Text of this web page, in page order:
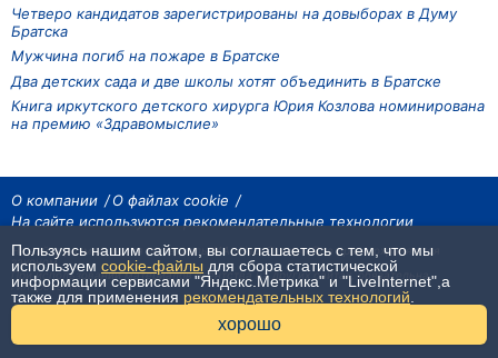
Четверо кандидатов зарегистрированы на довыборах в Думу
Братска
Мужчина погиб на пожаре в Братске
Два детских сада и две школы хотят объединить в Братске
Книга иркутского детского хирурга Юрия Козлова номинирована
на премию «Здравомыслие»
О компании
О файлах cookie
На сайте используются рекомендательные технологии
На сайте размещаются материалы ИА «Наш Север». Все права охраняются
законом.
При использовании материалов агентства на других сайтах, обязательна
гиперссылка.
Пользуясь нашим сайтом, вы соглашаетесь с тем, что мы
используем cookie-файлы для сбора статистической
информации сервисами "Яндекс.Метрика" и "LiveInternet",а
также для применения рекомендательных технологий
хорошо